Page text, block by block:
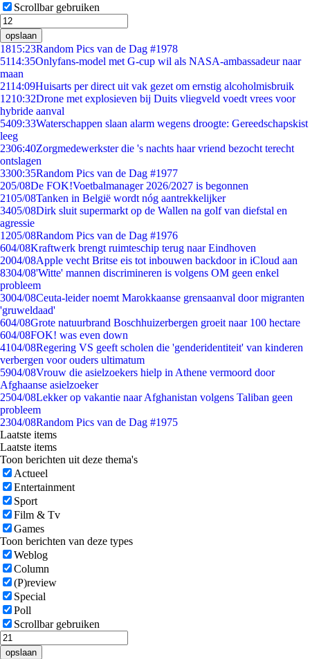
Scrollbar gebruiken
opslaan
1815:23Random Pics van de Dag #1978
5114:35Onlyfans-model met G-cup wil als NASA-ambassadeur naar
maan
2114:09Huisarts per direct uit vak gezet om ernstig alcoholmisbruik
1210:32Drone met explosieven bij Duits vliegveld voedt vrees voor
hybride aanval
5409:33Waterschappen slaan alarm wegens droogte: Gereedschapskist
leeg
2306:40Zorgmedewerkster die 's nachts haar vriend bezocht terecht
ontslagen
3300:35Random Pics van de Dag #1977
205/08De FOK!Voetbalmanager 2026/2027 is begonnen
2105/08Tanken in België wordt nóg aantrekkelijker
3405/08Dirk sluit supermarkt op de Wallen na golf van diefstal en
agressie
1205/08Random Pics van de Dag #1976
604/08Kraftwerk brengt ruimteschip terug naar Eindhoven
2004/08Apple vecht Britse eis tot inbouwen backdoor in iCloud aan
8304/08'Witte' mannen discrimineren is volgens OM geen enkel
probleem
3004/08Ceuta-leider noemt Marokkaanse grensaanval door migranten
'gruweldaad'
604/08Grote natuurbrand Boschhuizerbergen groeit naar 100 hectare
604/08FOK! was even down
4104/08Regering VS geeft scholen die 'genderidentiteit' van kinderen
verbergen voor ouders ultimatum
5904/08Vrouw die asielzoekers hielp in Athene vermoord door
Afghaanse asielzoeker
2504/08Lekker op vakantie naar Afghanistan volgens Taliban geen
probleem
2304/08Random Pics van de Dag #1975
Laatste items
Laatste items
Toon berichten uit deze thema's
Actueel
Entertainment
Sport
Film & Tv
Games
Toon berichten van deze types
Weblog
Column
(P)review
Special
Poll
Scrollbar gebruiken
opslaan